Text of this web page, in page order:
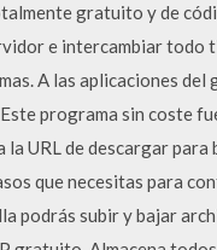
gratuito y de
e intercambiar
A las aplicaciones
programa sin coste
la URL de descargar
que necesitas para
podrás subir y bajar